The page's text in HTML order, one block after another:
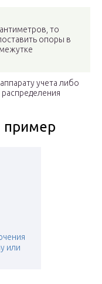
то
опоры в
учета либо
пример
или